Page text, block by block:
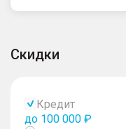
Скидки
Кредит
до 100 000 ₽